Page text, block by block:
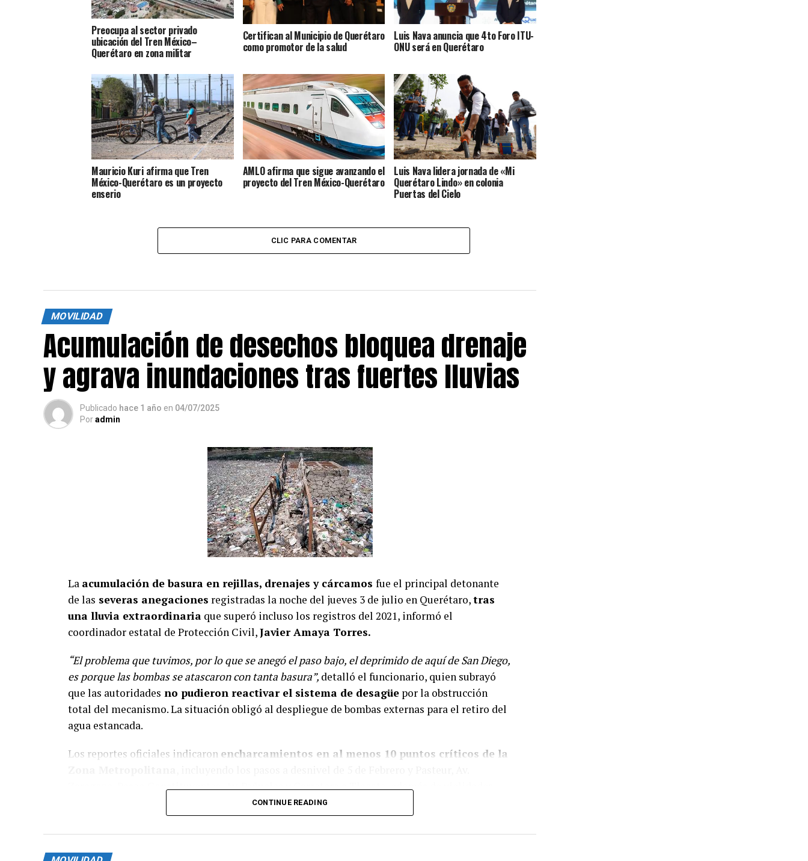
Preocupa al sector privado
ubicación del Tren México–
Querétaro en zona militar
Certifican al Municipio de Querétaro
como promotor de la salud
Luis Nava anuncia que 4to Foro ITU-
ONU será en Querétaro
Mauricio Kuri afirma que Tren
México-Querétaro es un proyecto
enserio
AMLO afirma que sigue avanzando el
proyecto del Tren México-Querétaro
Luis Nava lidera jornada de «Mi
Querétaro Lindo» en colonia
Puertas del Cielo
CLIC PARA COMENTAR
MOVILIDAD
Acumulación de desechos bloquea drenaje
y agrava inundaciones tras fuertes lluvias
Publicado hace 1 año en 04/07/2025
Poradmin
La acumulación de basura en rejillas, drenajes y cárcamos fue el principal detonante
de las severas anegaciones registradas la noche del jueves 3 de julio en Querétaro,tras
una lluvia extraordinaria que superó incluso los registros del 2021, informó el
coordinador estatal de Protección Civil,Javier Amaya Torres.
“El problema que tuvimos, por lo que se anegó el paso bajo, el deprimido de aquí de San Diego,
es porque las bombas se atascaron con tanta basura”, detalló el funcionario, quien subrayó
que las autoridades no pudieron reactivar el sistema de desagüe por la obstrucción
total del mecanismo. La situación obligó al despliegue de bombas externas para el retiro del
agua estancada.
Los reportes oficiales indicaron encharcamientos en al menos 10 puntos críticos de la
Zaragoza, Paseo Constituyentes, Av. Peñuelas y Carretera a Tlacote, además de vialidades
colapsadas en zonas como Pueblo Nuevo, Jardines de la Hacienda, Santa María Magdalena y
Lomas de Casa Blanca.
CONTINUE READING